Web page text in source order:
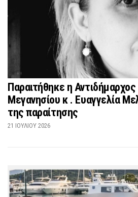
Παραιτήθηκε η Αντιδήμαρχος
Μεγανησίου κ . Ευαγγελία
της παραίτησης
21 ΙΟΥΛΊΟΥ 2026